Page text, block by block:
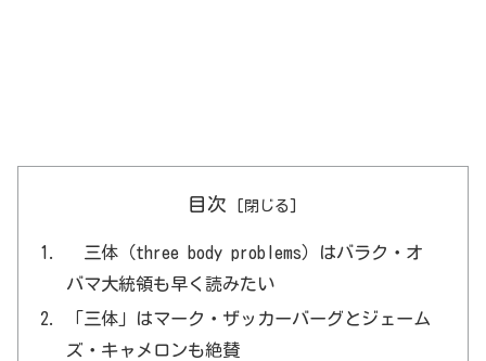
目次
三体（three body problems）はバラク・オ
バマ大統領も早く読みたい
「三体」はマーク・ザッカーバーグとジェーム
ズ・キャメロンも絶賛